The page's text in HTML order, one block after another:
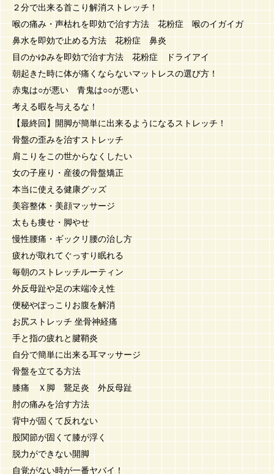
２分で出来る首こり解消ストレッチ！
喉の痛み・声枯れを即効で治す方法 花粉症 喉のイガイガ
鼻水を即効で止める方法 花粉症 鼻炎
目のかゆみを即効で治す方法 花粉症 ドライアイ
朝起きた時に体が痛くならないマットレスの選び方！
赤鬼は○が悪い 青鬼は○○が悪い
考える暇を与えるな！
【最終回】開脚が簡単に出来るようになるストレッチ！
骨盤の歪みを治すストレッチ
肩こりをこの世からなくしたい
女の子座り・産後の骨盤矯正
本当に使える健康グッズ
美容整体・美顔マッサージ
太もも痩せ・脚やせ
慢性腰痛・ギックリ腰の治し方
疲れが取れてぐっすり眠れる
毎朝のストレッチルーティン
外反母趾や足の末端冷え性
便秘やぽっこりお腹を解消
お尻ストレッチ 坐骨神経痛
手と指の疲れと腱鞘炎
自分で簡単に出来る耳マッサージ
骨盤を立てる方法
膝痛 Ｘ脚 鵞足炎 外反母趾
肘の痛みを治す方法
背中が固くて反れない
股関節が固くて膝が浮く
脱力ができない開脚
自覚がない時が一番ヤバイ！